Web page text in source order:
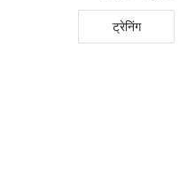
ट्रेनिंग